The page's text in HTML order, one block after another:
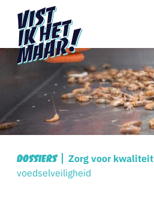
Dossiers Zorg voor kwaliteit
voedselveiligheid